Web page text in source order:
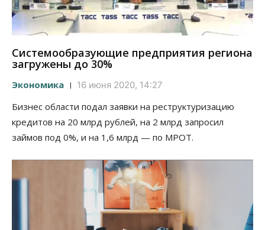
Системообразующие предприятия региона
загружены до 30%
Экономика 16 июня 2020, 14:27
Бизнес области подал заявки на реструктуризацию
кредитов на 20 млрд рублей, на 2 млрд запросил
займов под 0%, и на 1,6 млрд — по МРОТ.